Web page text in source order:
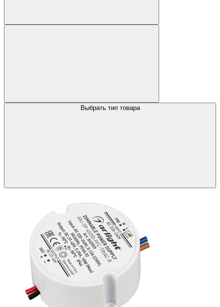
Выбрать тип товара